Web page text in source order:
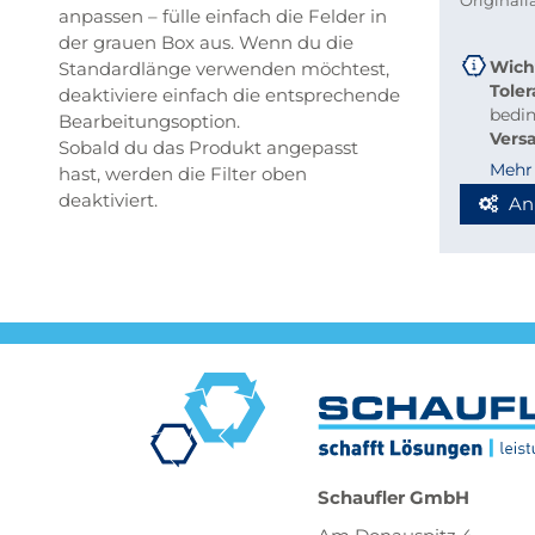
anpassen – fülle einfach die Felder in
der grauen Box aus. Wenn du die
Standardlänge verwenden möchtest,
deaktiviere einfach die entsprechende
Bearbeitungsoption.
Sobald du das Produkt angepasst
hast, werden die Filter oben
deaktiviert.
Schaufler GmbH